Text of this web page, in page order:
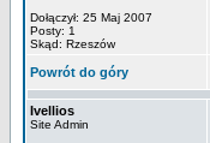
Dołączył: 25 Maj 2007
Posty: 1
Skąd: Rzeszów
Powrót do góry
Ivellios
Site Admin